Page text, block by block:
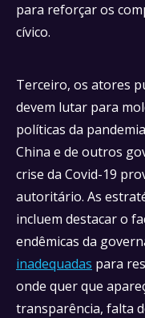
para reforçar os
cívico.
Terceiro, os atores
devem lutar para
políticas da
China e de outros
crise da Covid-19
autoritário. As
incluem destacar o
endêmicas da
inadequadas para
onde quer que
transparência, falta